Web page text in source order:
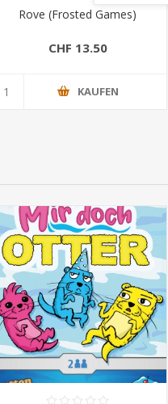
Rove (Frosted Games)
CHF 13.50
KAUFEN